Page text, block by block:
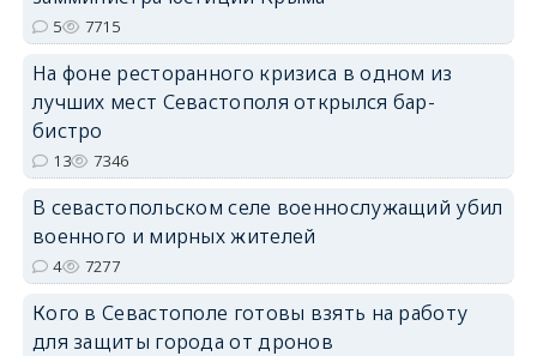
erid: 2SDnjdvhGXG
5 7715
На фоне ресторанного кризиса в одном из
лучших мест Севастополя открылся бар-
бистро
13 7346
В севастопольском селе военнослужащий убил
военного и мирных жителей
4 7277
Кого в Севастополе готовы взять на работу
для защиты города от дронов